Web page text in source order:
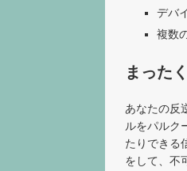
デバ
複数
まった
あなたの反
ルをパルク
たりできる
をして、不